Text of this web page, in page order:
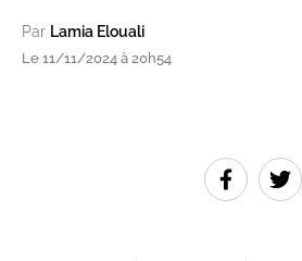
Par Lamia Elouali
Le 11/11/2024 à 20h54